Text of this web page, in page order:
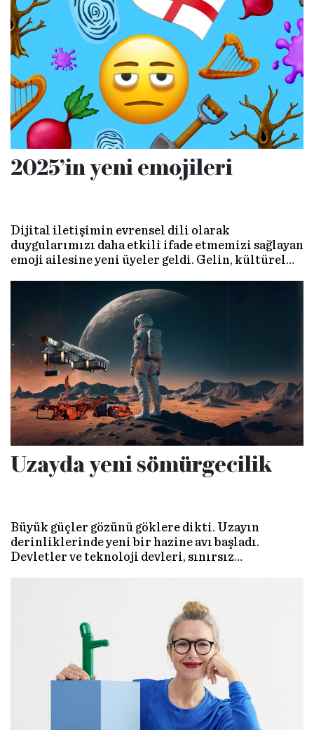
sunduğu olanakları, Google Türkiye Kurumsal
İletişim Müdürü Melike Eraslan’dan dinledik.
2025’in yeni emojileri
Dijital iletişimin evrensel dili olarak
duygularımızı daha etkili ifade etmemizi sağlayan
emoji ailesine yeni üyeler geldi. Gelin, kültürel
yansıtan farklı sembolleri tanıyalım ve
emojilerin geçmişi ile geleceğine bakalım.
Uzayda yeni sömürgecilik
Büyük güçler gözünü göklere dikti. Uzayın
derinliklerinde yeni bir hazine avı başladı.
Devletler ve teknoloji devleri, sınırsız
yoksa yeni bir sömürgecilik çağının başlangıcı